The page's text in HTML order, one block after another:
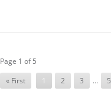
Page 1 of 5
« First
1 2 3 … 5